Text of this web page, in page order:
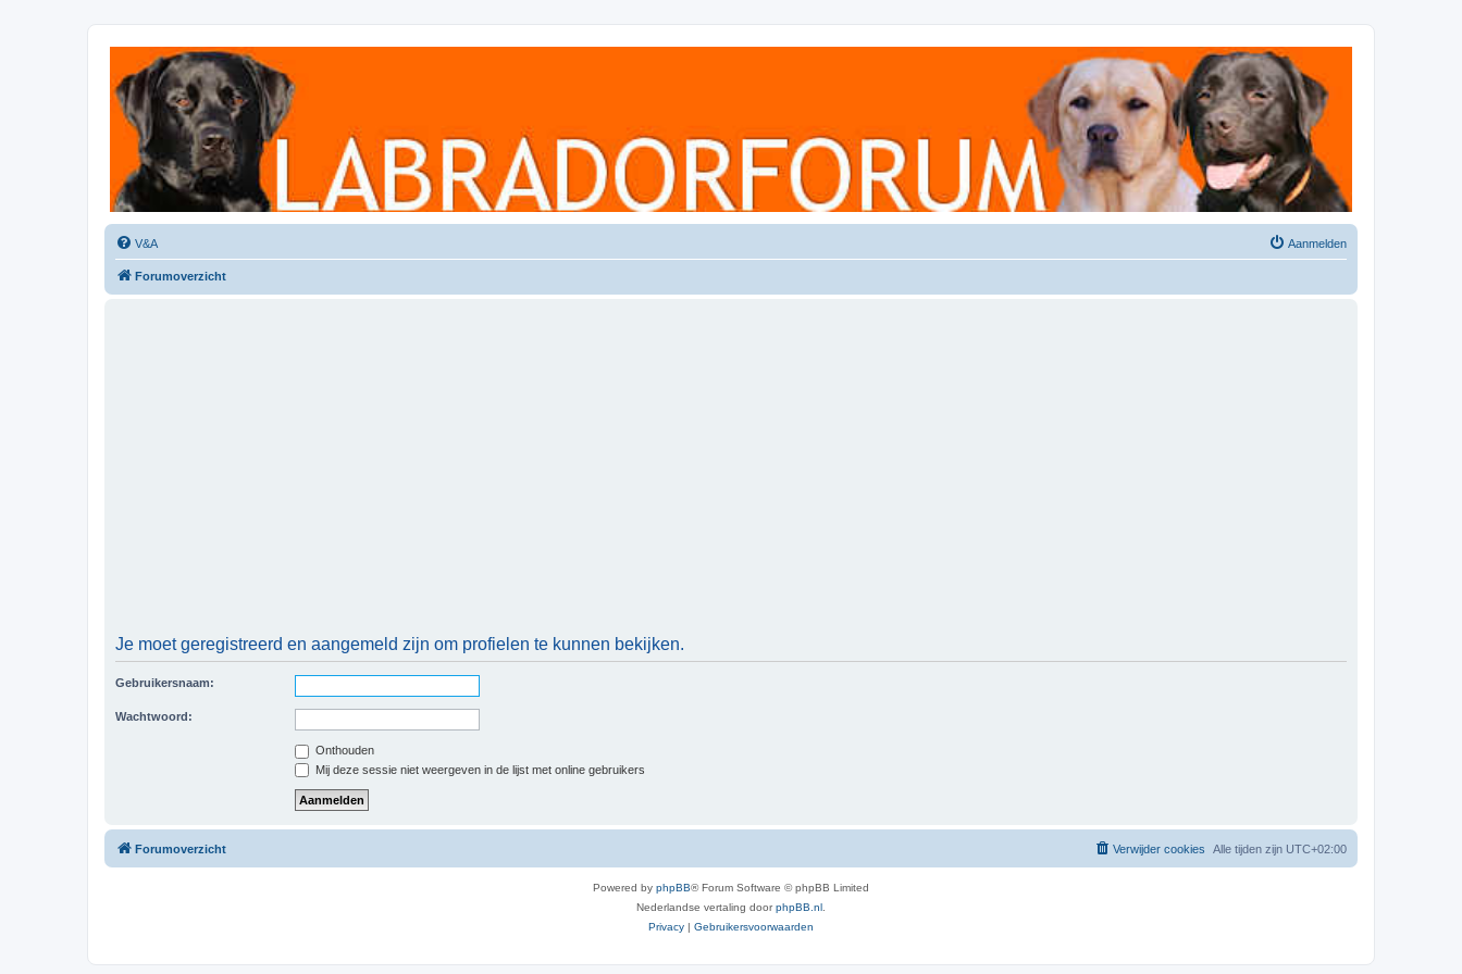
Labradorforum
Het gezelligste Labradorforum van Nederland en België!
V&A Aanmelden
Forumoverzicht
Je moet geregistreerd en aangemeld zijn om profielen te kunnen bekijken.
Gebruikersnaam:
Wachtwoord:
Onthouden
Mij deze sessie niet weergeven in de lijst met online gebruikers
Forumoverzicht Alle tijden zijn UTC+02:00
Verwijder cookies
Powered by phpBB® Forum Software © phpBB Limited
Nederlandse vertaling doorphpBB.nl .
Privacy
Gebruikersvoorwaarden